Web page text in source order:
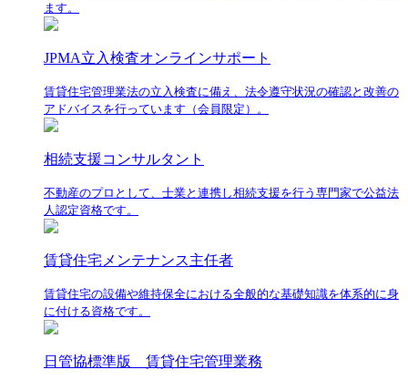
ます。
JPMA立入検査オンラインサポート
賃貸住宅管理業法の立入検査に備え、法令遵守状況の確認と改善の
アドバイスを行っています（会員限定）。
相続支援コンサルタント
不動産のプロとして、士業と連携し相続支援を行う専門家で公益法
人認定資格です。
賃貸住宅メンテナンス主任者
賃貸住宅の設備や維持保全における全般的な基礎知識を体系的に身
に付ける資格です。
日管協標準版 賃貸住宅管理業務